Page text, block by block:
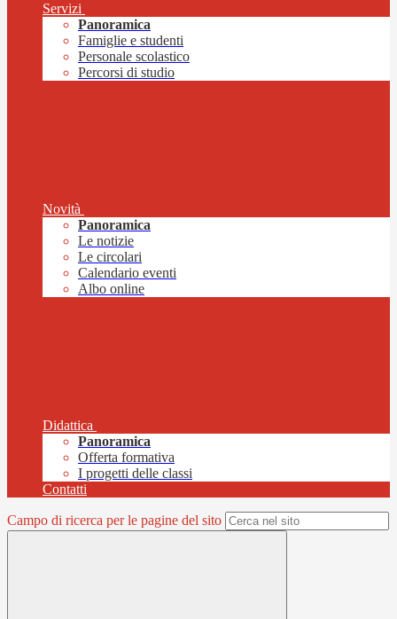
Servizi
Panoramica
Famiglie e studenti
Personale scolastico
Percorsi di studio
Novità
Panoramica
Le notizie
Le circolari
Calendario eventi
Albo online
Didattica
Panoramica
Offerta formativa
I progetti delle classi
Contatti
Campo di ricerca per le pagine del sito